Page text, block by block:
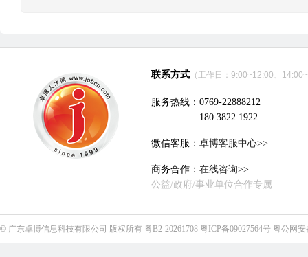
联系方式 （工作日：9:00~12:00、
服务热线：0769-22888212
180 3822 1922
微信客服： 卓博客服中心>>
商务合作： 在线咨询>>
公益/政府/事业单位合作专属
© 广东卓博信息科技有限公司 版权所有 粤B2-20261708 粤ICP备09027564号 粤公网安